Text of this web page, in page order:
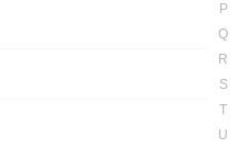
P
Q
R
S
T
U